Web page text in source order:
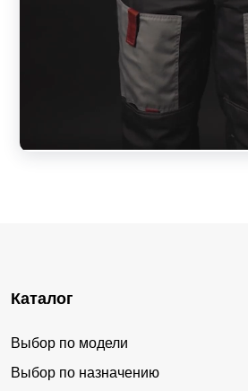
Каталог
Выбор по модели
Выбор по назначению